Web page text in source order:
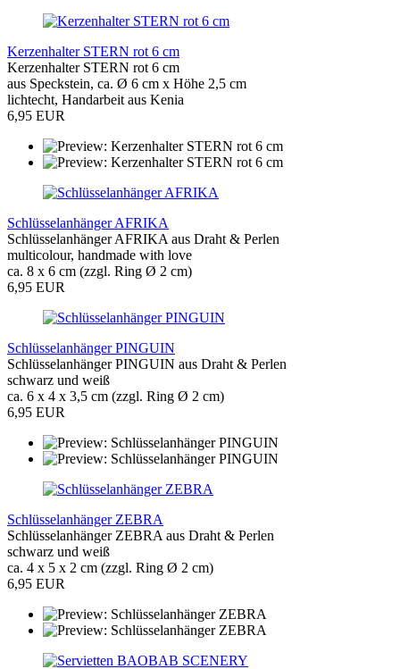
Kerzenhalter STERN rot 6 cm
Kerzenhalter STERN rot 6 cm
aus Speckstein, ca. Ø 6 cm x Höhe 2,5 cm
lichtecht, Handarbeit aus Kenia
6,95 EUR
Schlüsselanhänger AFRIKA
Schlüsselanhänger AFRIKA aus Draht & Perlen
multicolour, handmade with love
ca. 8 x 6 cm (zzgl. Ring Ø 2 cm)
6,95 EUR
Schlüsselanhänger PINGUIN
Schlüsselanhänger PINGUIN aus Draht & Perlen
schwarz und weiß
ca. 6 x 4 x 3,5 cm (zzgl. Ring Ø 2 cm)
6,95 EUR
Schlüsselanhänger ZEBRA
Schlüsselanhänger ZEBRA aus Draht & Perlen
schwarz und weiß
ca. 4 x 5 x 2 cm (zzgl. Ring Ø 2 cm)
6,95 EUR